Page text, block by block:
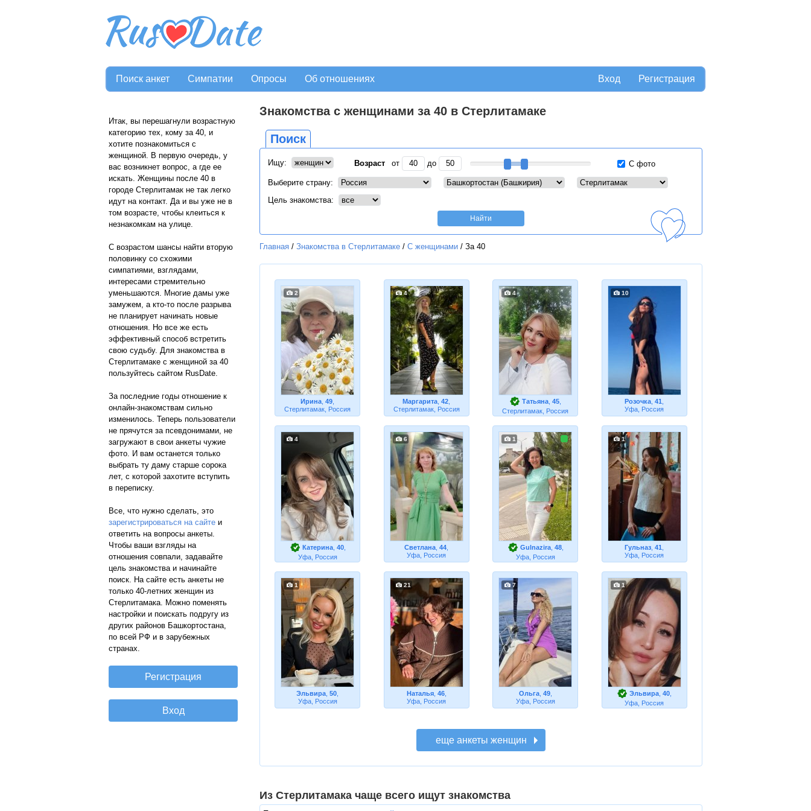
Поиск анкет Симпатии Опросы Об отношениях Регистрация
Вход
Итак, вы перешагнули возрастную
категорию тех, кому за 40, и
хотите познакомиться с
женщиной. В первую очередь, у
вас возникнет вопрос, а где ее
искать. Женщины после 40 в
городе Стерлитамак не так легко
идут на контакт. Да и вы уже не в
том возрасте, чтобы клеиться к
незнакомкам на улице.
С возрастом шансы найти вторую
половинку со схожими
симпатиями, взглядами,
интересами стремительно
уменьшаются. Многие дамы уже
замужем, а кто-то после разрыва
не планирует начинать новые
отношения. Но все же есть
эффективный способ встретить
свою судьбу. Для знакомства в
Стерлитамаке с женщиной за 40
пользуйтесь сайтом RusDate.
За последние годы отношение к
онлайн-знакомствам сильно
изменилось. Теперь пользователи
не прячутся за псевдонимами, не
загружают в свои анкеты чужие
фото. И вам останется только
выбрать ту даму старше сорока
лет, с которой захотите вступить
в переписку.
Все, что нужно сделать, это
зарегистрироваться на сайте и
ответить на вопросы анкеты.
Чтобы ваши взгляды на
отношения совпали, задавайте
цель знакомства и начинайте
поиск. На сайте есть анкеты не
только 40-летних женщин из
Стерлитамака. Можно поменять
настройки и поискать подругу из
других районов Башкортостана,
по всей РФ и в зарубежных
странах.
Знакомства с женщинами за 40 в Стерлитамаке
Поиск
Ищу: Возраст от до С фото
Выберите страну:
Цель знакомства:
Главная / Знакомства в Стерлитамаке / С женщинами / За 40
2
Ирина ,49
Стерлитамак, Россия
4
Маргарита ,42
Стерлитамак, Россия
4
Татьяна ,45
Стерлитамак, Россия
10
Розочка ,41
Уфа, Россия
4
Катерина, 40,
Уфа, Россия
6
Светлана ,44
Уфа, Россия
1
Gulnazira, 48,
Уфа, Россия
1
Гульназ ,41
Уфа, Россия
1
Эльвира ,50
Уфа, Россия
21
Наталья, 46,
Уфа, Россия
7
Ольга, 49,
Уфа, Россия
1
Эльвира ,40
Уфа, Россия
Из Стерлитамака чаще всего ищут знакомства